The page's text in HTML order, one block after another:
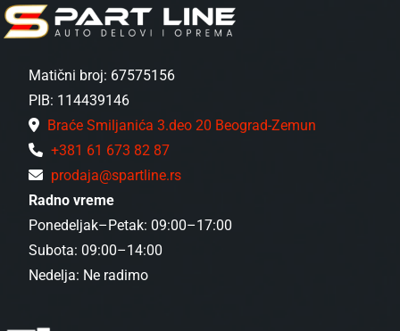
Matični broj: 67575156
PIB: 114439146
Braće Smiljanića 3.deo 20 Beograd-Zemun
+381 61 673 82 87
prodaja@spartline.rs
Radno vreme
Ponedeljak–Petak: 09:00–17:00
Subota: 09:00–14:00
Nedelja: Ne radimo